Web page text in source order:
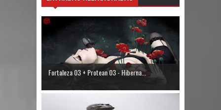
Fortaleza 03 + Protean 03 - Hiberna...